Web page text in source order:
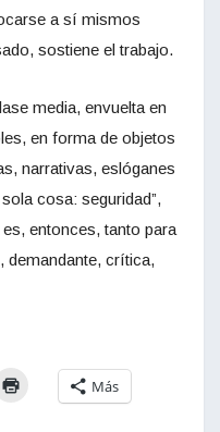
a sí mismos
sostiene el trabajo.
media, envuelta en
en forma de objetos
narrativas, eslóganes
cosa: seguridad”,
entonces, tanto para
demandante, crítica,
Más